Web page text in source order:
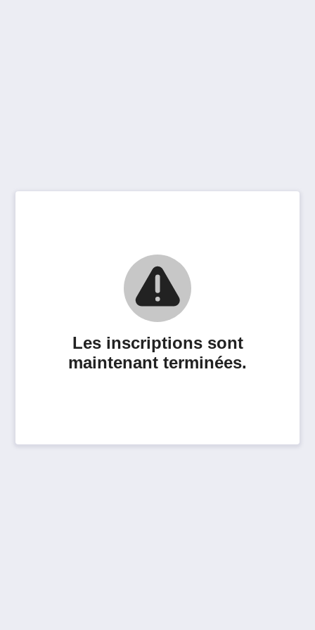
Les inscriptions sont
maintenant terminées.